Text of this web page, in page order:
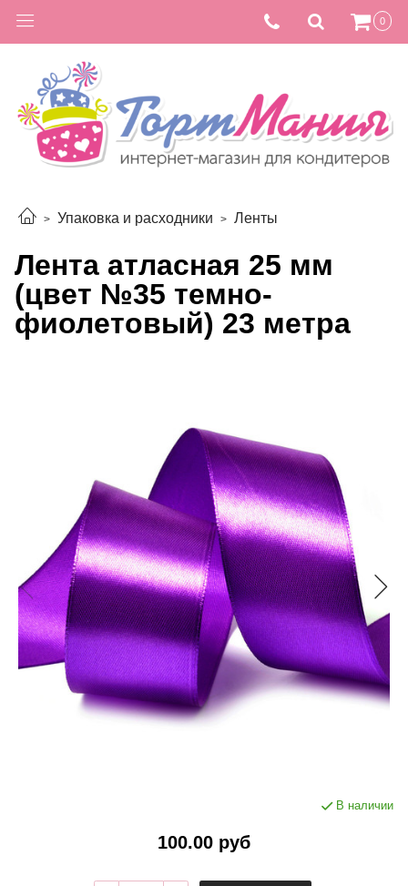
0
Упаковка и расходники Ленты
Лента атласная 25 мм
(цвет №35 темно-
фиолетовый) 23 метра
В наличии
100.00 руб